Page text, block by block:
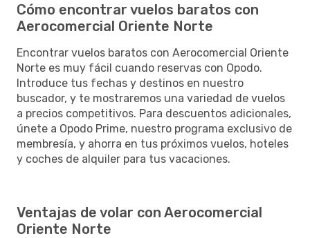
Cómo encontrar vuelos baratos con
Aerocomercial Oriente Norte
Encontrar vuelos baratos con Aerocomercial Oriente
Norte es muy fácil cuando reservas con Opodo.
Introduce tus fechas y destinos en nuestro
buscador, y te mostraremos una variedad de vuelos
a precios competitivos. Para descuentos adicionales,
únete a Opodo Prime, nuestro programa exclusivo de
membresía, y ahorra en tus próximos vuelos, hoteles
y coches de alquiler para tus vacaciones.
Ventajas de volar con Aerocomercial
Oriente Norte